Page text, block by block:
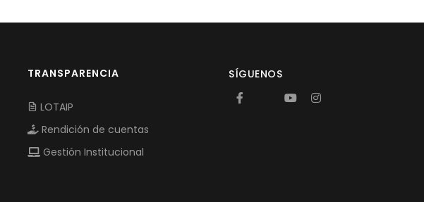
TRANSPARENCIA
LOTAIP
Rendición de cuentas
Gestión Institucional
SÍGUENOS